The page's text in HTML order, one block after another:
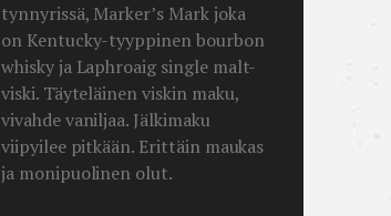
tynnyrissä, Marker’s Mark joka
on Kentucky-tyyppinen bourbon
whisky ja Laphroaig single malt-
viski. Täyteläinen viskin maku,
vivahde vaniljaa. Jälkimaku
viipyilee pitkään. Erittäin maukas
ja monipuolinen olut.